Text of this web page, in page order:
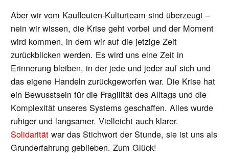
Aber wir vom Kaufleuten-Kulturteam sind überzeugt –
nein wir wissen, die Krise geht vorbei und der Moment
wird kommen, in dem wir auf die jetzige Zeit
zurückblicken werden. Es wird uns eine Zeit in
Erinnerung bleiben, in der jede und jeder auf sich und
das eigene Handeln zurückgeworfen war. Die Krise hat
ein Bewusstsein für die Fragilität des Alltags und die
Komplexität unseres Systems geschaffen. Alles wurde
ruhiger und langsamer. Vielleicht auch klarer.
Solidarität war das Stichwort der Stunde, sie ist uns als
Grunderfahrung geblieben. Zum Glück!